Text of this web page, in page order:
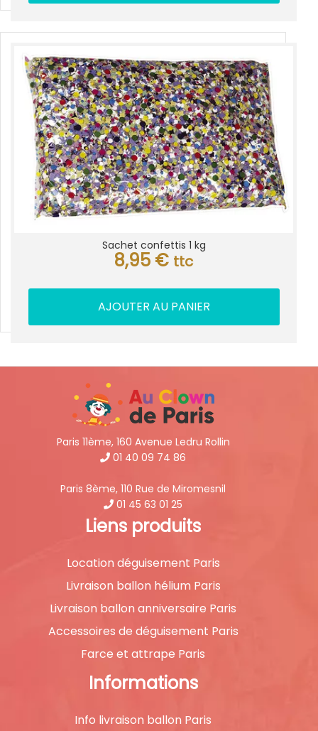
Sachet confettis 1 kg
8,95 € ttc
AJOUTER AU PANIER
Paris 11ème, 160 Avenue Ledru Rollin
01 40 09 74 86
Paris 8ème, 110 Rue de Miromesnil
01 45 63 01 25
Liens produits
Location déguisement Paris
Livraison ballon hélium Paris
Livraison ballon anniversaire Paris
Accessoires de déguisement Paris
Farce et attrape Paris
Informations
Info livraison ballon Paris